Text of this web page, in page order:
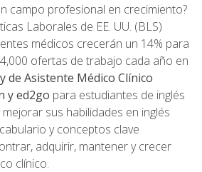
campo profesional en crecimiento?
Laborales de EE. UU. (BLS)
médicos crecerán un 14% para
ofertas de trabajo cada año en
de Asistente Médico Clínico
y ed2go para estudiantes de inglés
sus habilidades en inglés
y conceptos clave
adquirir, mantener y crecer
clínico.